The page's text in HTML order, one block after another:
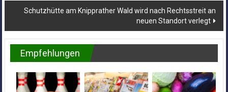
Schutzhütte am Knipprather Wald wird nach Rechtsstreit an
neuen Standort verlegt
Empfehlungen